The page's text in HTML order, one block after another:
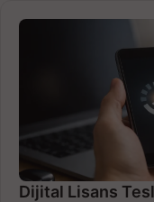
Dijital Lisans